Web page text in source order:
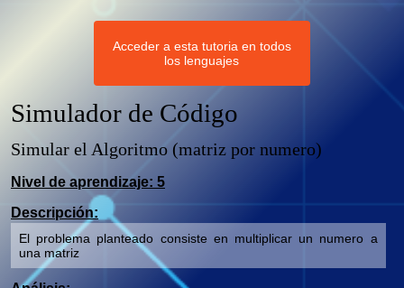
Acceder a esta tutoria en todos
los lenguajes
Simulador de Código
Simular el Algoritmo (matriz por numero)
Nivel de aprendizaje: 5
Descripción:
El problema planteado consiste en multiplicar un numero a
una matriz